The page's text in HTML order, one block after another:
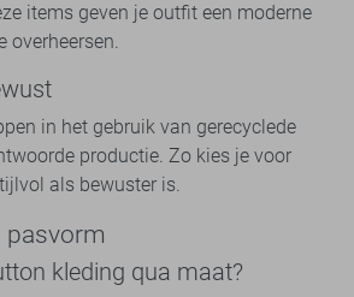
items geven je outfit een moderne
overheersen.
in het gebruik van gerecyclede
productie. Zo kies je voor
als bewuster is.
pasvorm
kleding qua maat?